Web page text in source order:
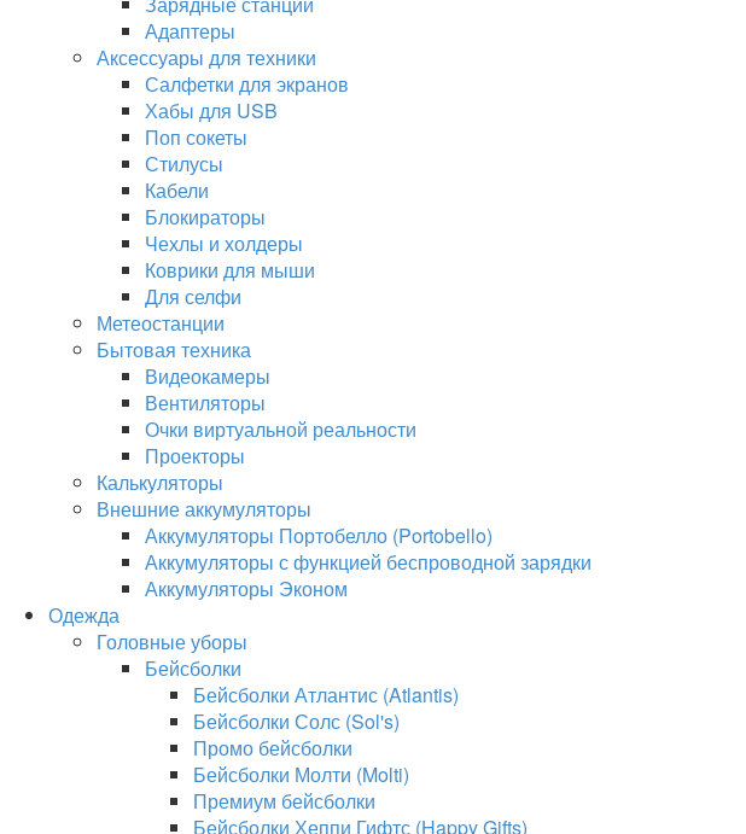
Адаптеры
Аксессуары для техники
Салфетки для экранов
Хабы для USB
Поп сокеты
Стилусы
Кабели
Блокираторы
Чехлы и холдеры
Коврики для мыши
Для селфи
Метеостанции
Бытовая техника
Видеокамеры
Вентиляторы
Очки виртуальной реальности
Проекторы
Калькуляторы
Внешние аккумуляторы
Аккумуляторы Портобелло (Portobello)
Аккумуляторы с функцией беспроводной зарядки
Аккумуляторы Эконом
Одежда
Головные уборы
Бейсболки
Бейсболки Атлантис (Atlantis)
Бейсболки Солс (Sol's)
Промо бейсболки
Бейсболки Молти (Molti)
Премиум бейсболки
Бейсболки Хеппи Гифтс (Happy Gifts)